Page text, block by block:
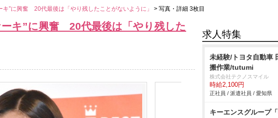
キ”に興奮 20代最後は「やり残したことがないように」 > 写真・詳細 3枚目
キ”に興奮 20代最後は「やり残した
求人特集
未経験/トヨタ自動車
搬作業/tutumi
株式会社テクノスマイル
時給2,100円
正社員 / 派遣社員 / 愛知県
キーエンスグループ